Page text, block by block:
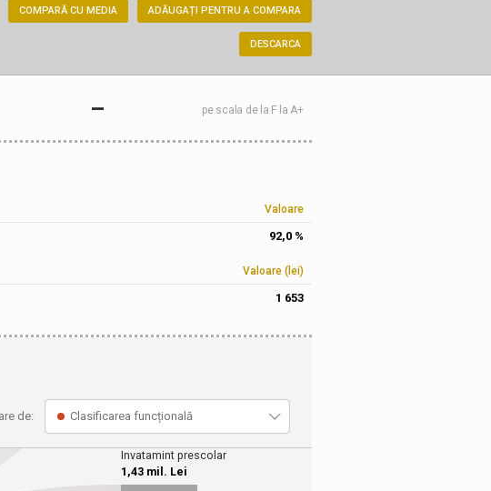
ADĂUGAȚI PENTRU A COMPARA
COMPARĂ CU MEDIA
DESCARCA
– pe scala de la F la A+
Valoare
92,0 %
Valoare (lei)
1 653